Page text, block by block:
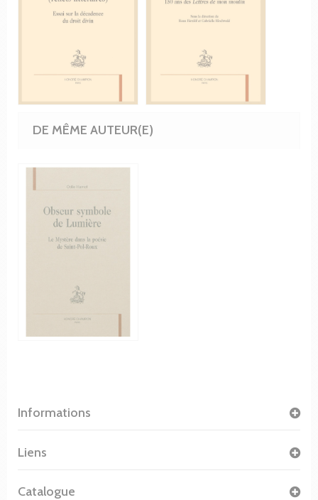
DE MÊME AUTEUR(E)
Informations
Liens
Catalogue